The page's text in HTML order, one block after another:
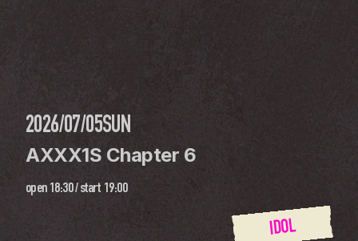
2026/07/05SUN
AXXX1S Chapter 6
open 18:30 / start 19:00
IDOL